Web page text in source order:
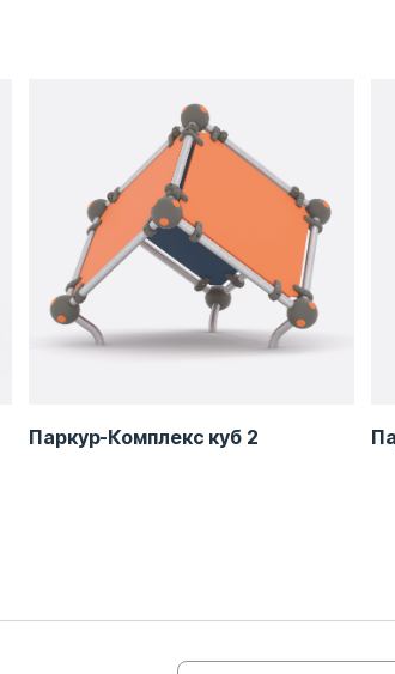
Паркур-Комплекс куб 2